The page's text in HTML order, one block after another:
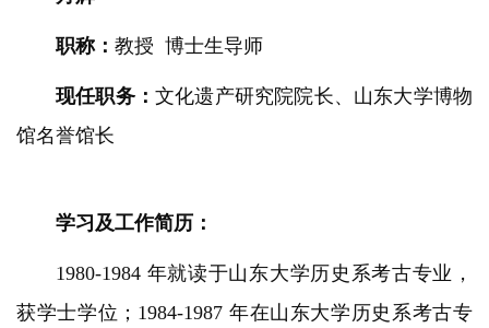
职称： 教授 博士生导师
现任职务： 文化遗产研究院院长、山东大学博物
馆名誉馆长
学习及工作简历：
1980-1984 年就读于山东大学历史系考古专业，
获学士学位；1984-1987 年在山东大学历史系考古专